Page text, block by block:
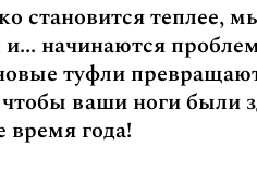
становится теплее,
и... начинаются
туфли
чтобы ваши ноги
время года!